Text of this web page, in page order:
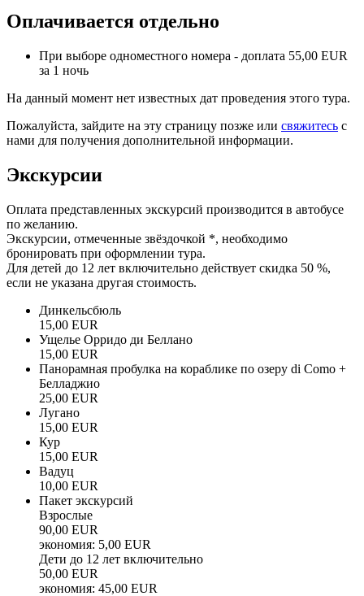
Оплачивается отдельно
При выборе одноместного номера - доплата 55,00 EUR
за 1 ночь
На данный момент нет известных дат проведения этого тура.
Пожалуйста, зайдите на эту страницу позже или свяжитесь с
нами для получения дополнительной информации.
Экскурсии
Оплата представленных экскурсий производится в автобусе
по желанию.
Экскурсии, отмеченные звёздочкой *, необходимо
бронировать при оформлении тура.
Для детей до 12 лет включительно действует скидка 50 %,
если не указана другая стоимость.
Динкельсбюль
15,00 EUR
Ущелье Орридо ди Беллано
15,00 EUR
Панорамная пробулка на кораблике по озеру di Como +
Белладжио
25,00 EUR
Лугано
15,00 EUR
Кур
15,00 EUR
Вадуц
10,00 EUR
Пакет экскурсий
Взрослые
90,00 EUR
экономия: 5,00 EUR
Дети до 12 лет включительно
50,00 EUR
экономия: 45,00 EUR